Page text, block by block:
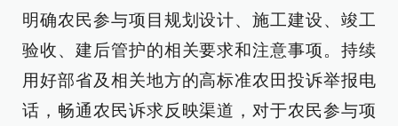
明确农民参与项目规划设计、施工建设、竣工
验收、建后管护的相关要求和注意事项。持续
用好部省及相关地方的高标准农田投诉举报电
话，畅通农民诉求反映渠道，对于农民参与项